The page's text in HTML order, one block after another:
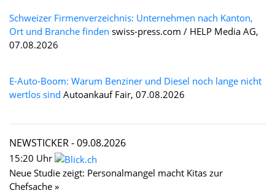
Schweizer Firmenverzeichnis: Unternehmen nach Kanton,
Ort und Branche finden swiss-press.com / HELP Media AG,
07.08.2026
E-Auto-Boom: Warum Benziner und Diesel noch lange nicht
wertlos sind Autoankauf Fair, 07.08.2026
NEWSTICKER -09.08.2026
15:20 Uhr
Neue Studie zeigt: Personalmangel macht Kitas zur
Chefsache »